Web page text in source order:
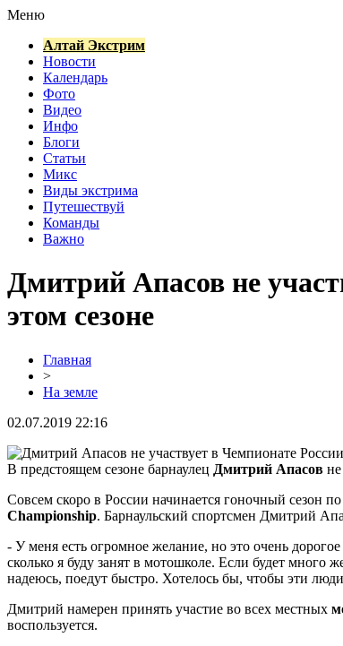
Меню
Алтай Экстрим
Новости
Календарь
Фото
Видео
Инфо
Блоги
Статьи
Микс
Виды экстрима
Путешествуй
Команды
Важно
Дмитрий Апасов не
этом сезоне
Главная
>
На земле
02.07.2019 22:16
В предстоящем сезоне барнаулец Дмитрий Апасов
Совсем скоро в России начинается гоночный сезон
Championship. Барнаульский спортсмен Дмитрий
- У меня есть огромное желание, но это очень
сколько я буду занят в мотошколе. Если будет
надеюсь, поедут быстро. Хотелось бы, чтобы эти
Дмитрий намерен принять участие во всех местных
воспользуется.